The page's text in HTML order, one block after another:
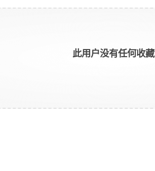
此用户没有任何收藏